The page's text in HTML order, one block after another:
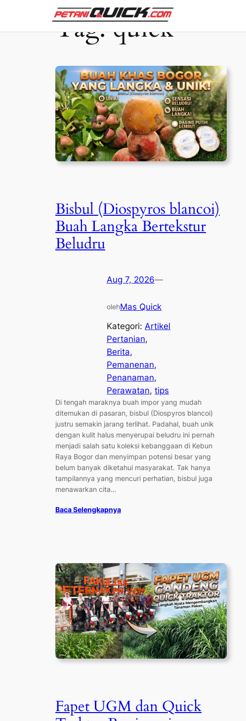
Tag:quick
Bisbul (Diospyros blancoi)
Buah Langka Bertekstur
Beludru
Aug 7, 2026—
olehMas Quick
Kategori: Artikel
Pertanian
Berita
Pemanenan
Penanaman
Perawatan, tips
Di tengah maraknya buah impor yang mudah
ditemukan di pasaran, bisbul (Diospyros blancoi)
justru semakin jarang terlihat. Padahal, buah unik
dengan kulit halus menyerupai beludru ini pernah
menjadi salah satu koleksi kebanggaan di Kebun
Raya Bogor dan menyimpan potensi besar yang
belum banyak diketahui masyarakat. Tak hanya
tampilannya yang mencuri perhatian, bisbul juga
menawarkan cita…
Baca Selengkapnya
Fapet UGM dan Quick